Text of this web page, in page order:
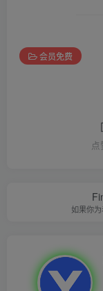
会员免费
点
如果你